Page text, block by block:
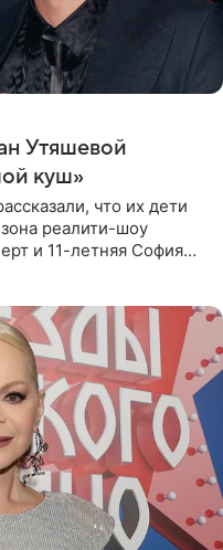
Утяшевой
куш»
что их дети
реалити-шоу
и 11-летняя София